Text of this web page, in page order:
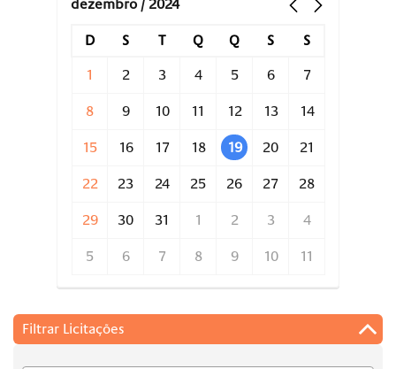
dezembro / 2024
D S T Q Q S S
1 2 3 4 5 6 7
8 9 10 11 12 13 14
15 16 17 18 19 20 21
22 23 24 25 26 27 28
29 30 31 1 2 3 4
5 6 7 8 9 10 11
Filtrar Licitações